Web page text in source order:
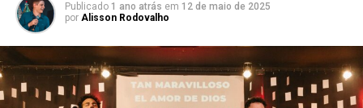
Publicado 1 ano atrás em 12 de maio de 2025
por Alisson Rodovalho